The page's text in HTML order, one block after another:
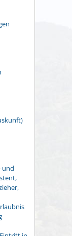
und